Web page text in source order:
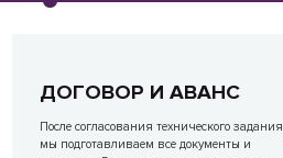
ДОГОВОР И АВАНС
После согласования технического задания
мы подготавливаем все документы и